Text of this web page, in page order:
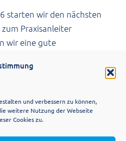
und verbessern zu können,
weitere Nutzung der Webseite
Cookies zu.
starten wir den nächsten
Praxisanleiter
wir eine gute